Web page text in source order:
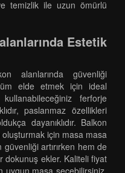
temizlik ile uzun ömürlü
Estetik
alanlarında güvenliği
elde etmek için ideal
kullanabileceğiniz ferforje
paslanmaz özellikleri
dayanıklıdır. Balkon
oluşturmak için masa masa
artırırken hem de
dokunuş ekler. Kaliteli fiyat
uygun masa seçebilirsiniz.